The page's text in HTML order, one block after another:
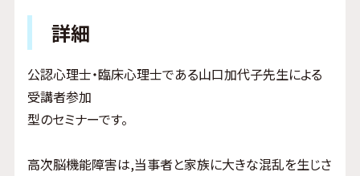
詳細
公認心理士・臨床心理士である山口加代子先生による
受講者参加
型のセミナーです。
高次脳機能障害は,当事者と家族に大きな混乱を生じさ